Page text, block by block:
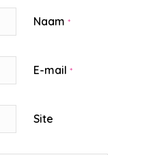
Naam*
E-mail*
Site